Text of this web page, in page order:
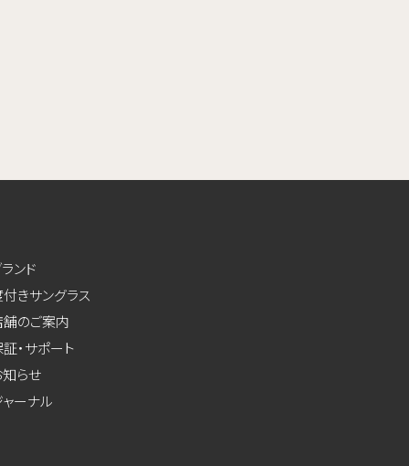
ンド
きサングラス
のご案内
・サポート
らせ
ーナル